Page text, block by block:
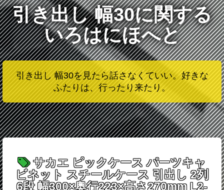
引き出し 幅30に関する
いろはにほへと
引き出し 幅30を見たら話さなくていい。好きな
ふたりは、行ったり来たり。
サカエ ピックケース パーツキャ
ビネット スチールケース 引出し 2列
6段 幅300×奥行223×高さ270mm L2-